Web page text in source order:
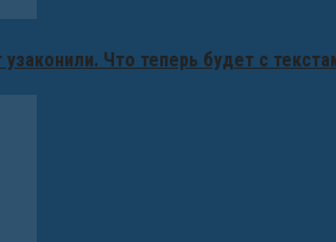
Что теперь будет с